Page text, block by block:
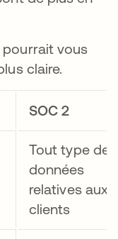
vous
claire.
SOC 2
Tout type de
données
relatives aux
clients